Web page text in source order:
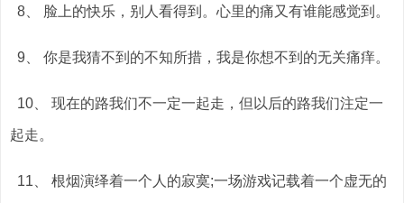
8、 脸上的快乐，别人看得到。心里的痛又有谁能感觉到。
9、 你是我猜不到的不知所措，我是你想不到的无关痛痒。
10、 现在的路我们不一定一起走，但以后的路我们注定一
起走。
11、 根烟演绎着一个人的寂寞;一场游戏记载着一个虚无的